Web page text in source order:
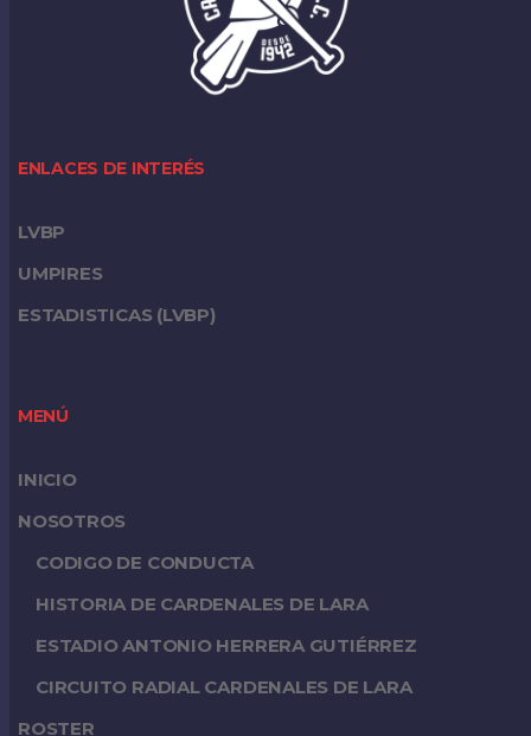
ENLACES DE INTERÉS
LVBP
UMPIRES
ESTADISTICAS (LVBP)
MENÚ
INICIO
NOSOTROS
CODIGO DE CONDUCTA
HISTORIA DE CARDENALES DE LARA
ESTADIO ANTONIO HERRERA GUTIÉRREZ
CIRCUITO RADIAL CARDENALES DE LARA
ROSTER